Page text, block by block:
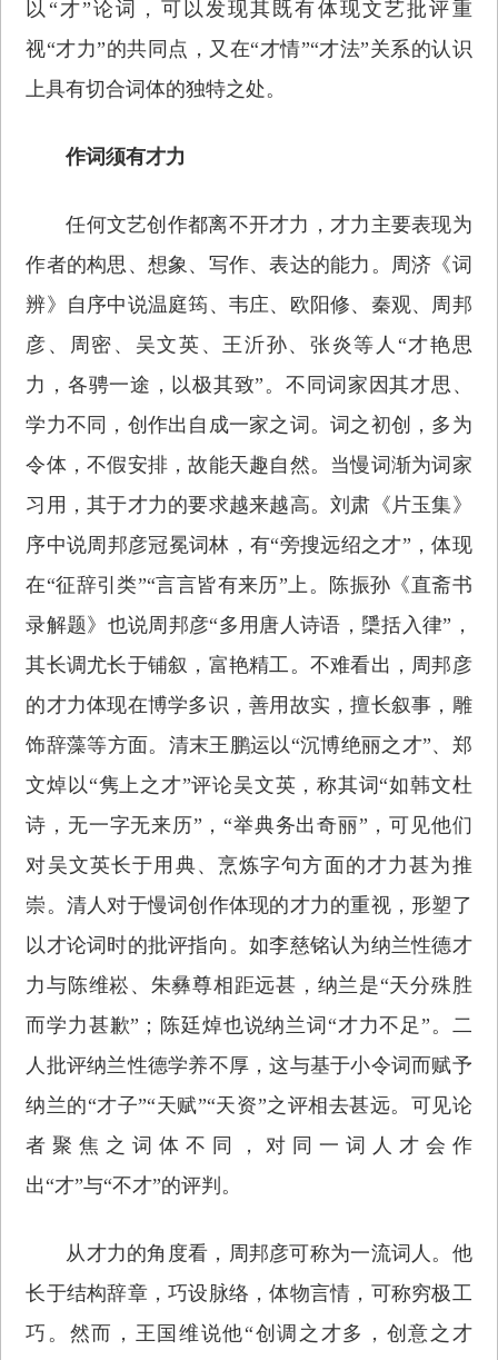
以“才”论词，可以发现其既有体现文艺批评重
视“才力”的共同点，又在“才情”“才法”关系的认识
上具有切合词体的独特之处。
作词须有才力
任何文艺创作都离不开才力，才力主要表现为
作者的构思、想象、写作、表达的能力。周济《词
辨》自序中说温庭筠、韦庄、欧阳修、秦观、周邦
彦、周密、吴文英、王沂孙、张炎等人“才艳思
力，各骋一途，以极其致”。不同词家因其才思、
学力不同，创作出自成一家之词。词之初创，多为
令体，不假安排，故能天趣自然。当慢词渐为词家
习用，其于才力的要求越来越高。刘肃《片玉集》
序中说周邦彦冠冕词林，有“旁搜远绍之才”，体现
在“征辞引类”“言言皆有来历”上。陈振孙《直斋书
录解题》也说周邦彦“多用唐人诗语，檃括入律”，
其长调尤长于铺叙，富艳精工。不难看出，周邦彦
的才力体现在博学多识，善用故实，擅长叙事，雕
饰辞藻等方面。清末王鹏运以“沉博绝丽之才”、郑
文焯以“隽上之才”评论吴文英，称其词“如韩文杜
诗，无一字无来历”，“举典务出奇丽”，可见他们
对吴文英长于用典、烹炼字句方面的才力甚为推
崇。清人对于慢词创作体现的才力的重视，形塑了
以才论词时的批评指向。如李慈铭认为纳兰性德才
力与陈维崧、朱彝尊相距远甚，纳兰是“天分殊胜
而学力甚歉”；陈廷焯也说纳兰词“才力不足”。二
人批评纳兰性德学养不厚，这与基于小令词而赋予
纳兰的“才子”“天赋”“天资”之评相去甚远。可见论
者聚焦之词体不同，对同一词人才会作
出“才”与“不才”的评判。
从才力的角度看，周邦彦可称为一流词人。他
长于结构辞章，巧设脉络，体物言情，可称穷极工
巧。然而，王国维说他“创调之才多，创意之才